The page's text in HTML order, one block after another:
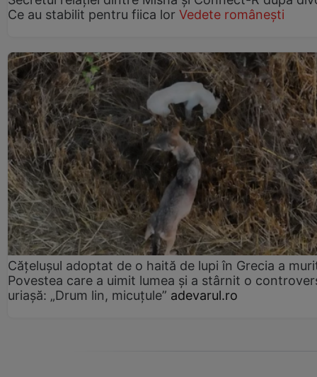
Ce au stabilit pentru fiica lor Vedete românești
Cățelușul adoptat de o haită de lupi în Grecia a
Povestea care a uimit lumea și a stârnit o
uriașă: „Drum lin, micuțule” adevarul.ro